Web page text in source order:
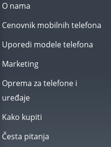
O nama
Cenovnik mobilnih telefona
Uporedi modele telefona
Marketing
Oprema za telefone i
uređaje
Kako kupiti
Česta pitanja